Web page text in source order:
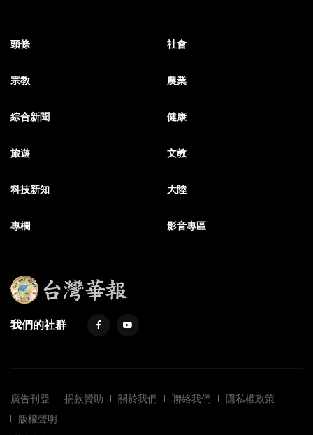
頭條 社會
宗教 農業
綜合新聞 健康
旅遊 文教
科技新知 大陸
專欄 影音專區
我們的社群
廣告刊登 捐款贊助 關於我們 聯絡我們
隱私權政策
版權聲明